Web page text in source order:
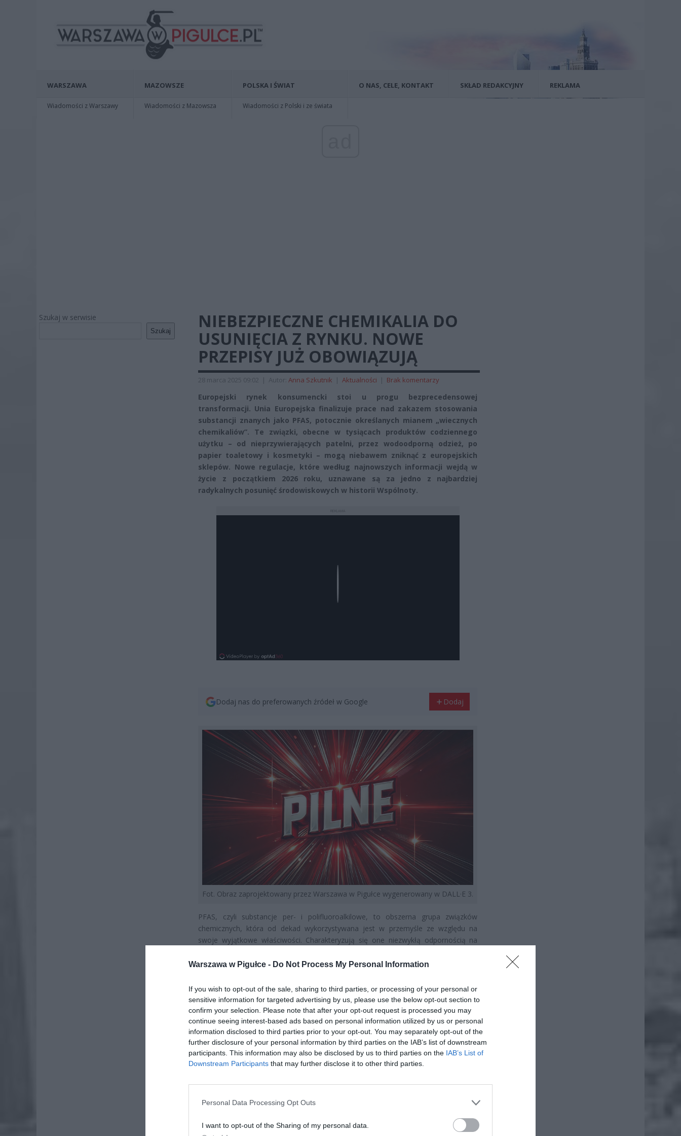
Warszawa w Pigułce - Do Not Process My Personal Information
If you wish to opt-out of the sale, sharing to third parties, or processing of your personal or
sensitive information for targeted advertising by us, please use the below opt-out section to
confirm your selection. Please note that after your opt-out request is processed you may
continue seeing interest-based ads based on personal information utilized by us or personal
information disclosed to third parties prior to your opt-out. You may separately opt-out of the
further disclosure of your personal information by third parties on the IAB’s list of downstream
participants. This information may also be disclosed by us to third parties on the IAB’s List of
Downstream Participants that may further disclose it to other third parties.
Personal Data Processing Opt Outs
I want to opt-out of the Sharing of my personal data.
WARSZAWA
Wiadomości z Warszawy
MAZOWSZE
Wiadomości z Mazowsza
POLSKA I ŚWIAT
Wiadomości z Polski i ze świata
O NAS, CELE, KONTAKT SKŁAD REDAKCYJNY REKLAMA
Szukaj w serwisie
Szukaj
NIEBEZPIECZNE CHEMIKALIA DO
USUNIĘCIA Z RYNKU. NOWE
PRZEPISY JUŻ OBOWIĄZUJĄ
28 marca 2025 09:02 | Autor: Anna Szkutnik | Aktualności | Brak komentarzy
Europejski rynek konsumencki stoi u progu bezprecedensowej
transformacji. Unia Europejska finalizuje prace nad zakazem stosowania
substancji znanych jako PFAS, potocznie określanych mianem „wiecznych
chemikaliów”. Te związki, obecne w tysiącach produktów codziennego
użytku – od nieprzywierających patelni, przez wodoodporną odzież, po
papier toaletowy i kosmetyki – mogą niebawem zniknąć z europejskich
sklepów. Nowe regulacje, które według najnowszych informacji wejdą w
życie z początkiem 2026 roku, uznawane są za jedno z najbardziej
radykalnych posunięć środowiskowych w historii Wspólnoty.
Dodaj nas do preferowanych źródeł w Google Dodaj
Fot. Obraz zaprojektowany przez Warszawa w Pigułce wygenerowany w DALL·E 3.
PFAS, czyli substancje per- i polifluoroalkilowe, to obszerna grupa związków
chemicznych, która od dekad wykorzystywana jest w przemyśle ze względu na
swoje wyjątkowe właściwości. Charakteryzują się one niezwykłą odpornością na
wymagających tych cech. Ich wyjątkowa trwałość, która stanowiła zaletę w
zdrowia ludzkiego. Naukowe badania wykazały, że związki te praktycznie nie ulegają
rozkładowi w naturalnych warunkach – stąd określenie „wieczne chemikalia” – a
jednocześnie mają zdolność do bioakumulacji w organizmach żywych.